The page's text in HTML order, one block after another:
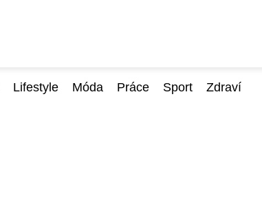
Lifestyle Móda Práce Sport Zdraví